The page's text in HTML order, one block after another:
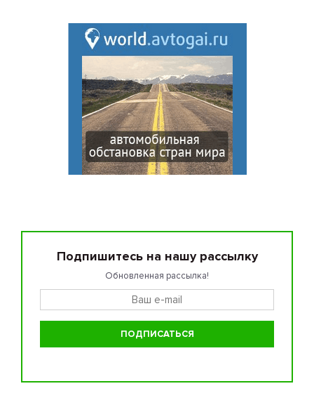
Подпишитесь на нашу рассылку
Обновленная рассылка!